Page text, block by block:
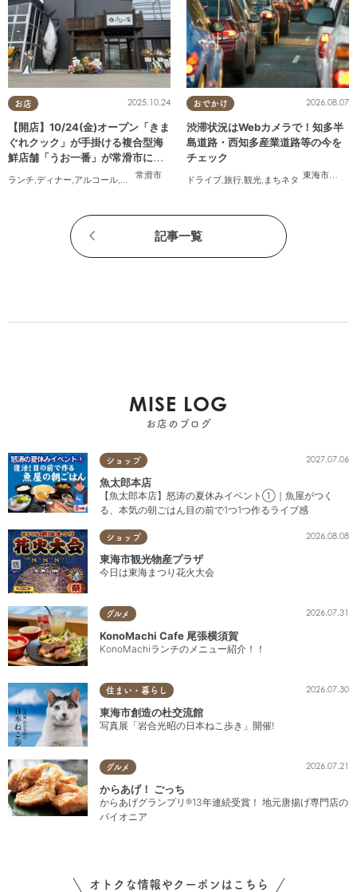
お店
常滑市
2025.10.24
【開店】10/24(金)オープン「きま
ぐれクック」が手掛ける複合型海
鮮店舗「うお一番」が常滑市に誕
ランチ ディナー アルコール 開店,まちネタ
おでかけ
東海市
,大府
2026.08.07
渋滞状況はWebカメラで！知多半
島道路・西知多産業道路等の今を
チェック
ドライブ 旅行 観光 まちネタ
記事一覧
MISE LOG
お店のブログ
ショップ 2027.07.06
魚太郎本店
【魚太郎本店】怒涛の夏休みイベント①｜魚屋がつく
る、本気の朝ごはん目の前で1つ1つ作るライブ感
ショップ 2026.08.08
東海市観光物産プラザ
今日は東海まつり花火大会
グルメ 2026.07.31
KonoMachi Cafe 尾張横須賀
KonoMachiランチのメニュー紹介！！
住まい・暮らし 2026.07.30
東海市創造の杜交流館
写真展「岩合光昭の日本ねこ歩き」開催!
グルメ 2026.07.21
からあげ！ ごっち
からあげグランプリ®13年連続受賞！ 地元唐揚げ専門店の
パイオニア
オトクな情報やクーポンはこちら